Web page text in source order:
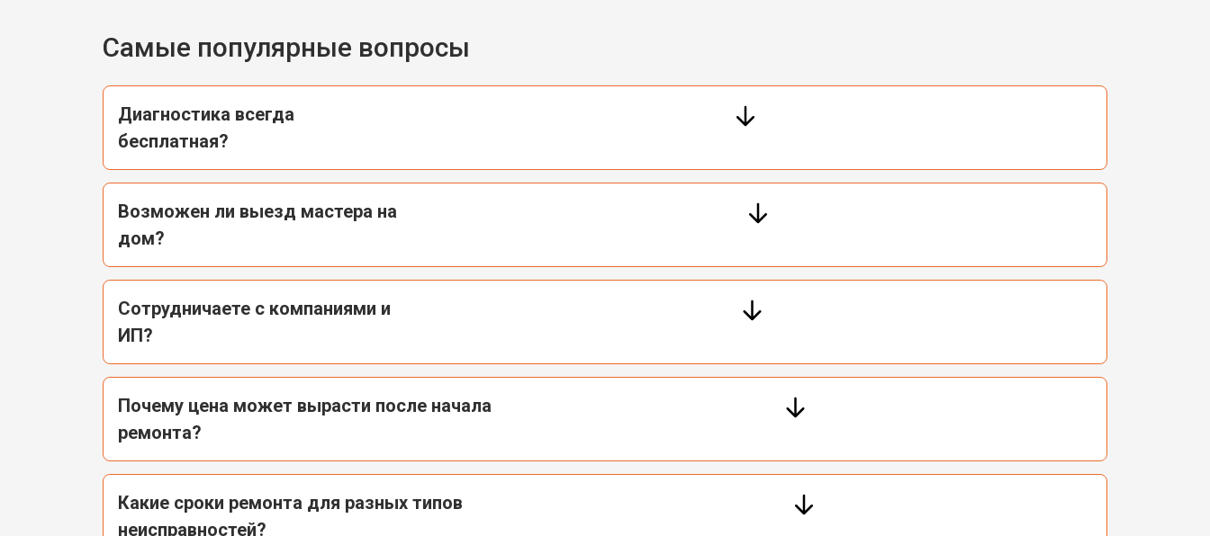
Самые популярные вопросы
Диагностика всегда
бесплатная?
Возможен ли выезд мастера на
дом?
Сотрудничаете с компаниями и
ИП?
Почему цена может вырасти после начала
ремонта?
Какие сроки ремонта для разных типов
неисправностей?